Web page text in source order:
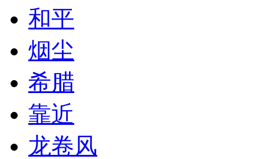
和平
烟尘
希腊
靠近
龙卷风